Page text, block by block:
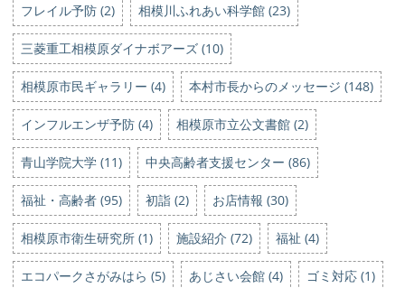
フレイル予防 (2) 相模川ふれあい科学館 (23)
三菱重工相模原ダイナボアーズ (10)
相模原市民ギャラリー (4) 本村市長からのメッセージ (148)
インフルエンザ予防 (4) 相模原市立公文書館 (2)
青山学院大学 (11) 中央高齢者支援センター (86)
福祉・高齢者 (95) 初詣 (2) お店情報 (30)
相模原市衛生研究所 (1) 施設紹介 (72) 福祉 (4)
エコパークさがみはら (5) あじさい会館 (4) ゴミ対応 (1)